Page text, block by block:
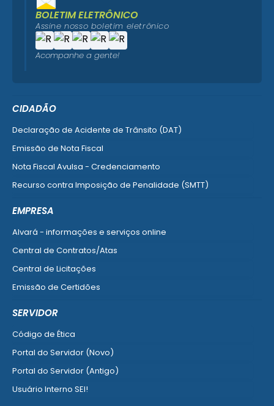
CIDADÃO
Declaração de Acidente de Trânsito (DAT)
Emissão de Nota Fiscal
Nota Fiscal Avulsa - Credenciamento
Recurso contra Imposição de Penalidade (SMTT)
EMPRESA
Alvará - informações e serviços online
Central de Contratos/Atas
Central de Licitações
Emissão de Certidões
SERVIDOR
Código de Ética
Portal do Servidor (Novo)
Portal do Servidor (Antigo)
Usuário Interno SEI!
BOLETIM ELETRÔNICO
Assine nosso boletim eletrônico
Acompanhe a gente!